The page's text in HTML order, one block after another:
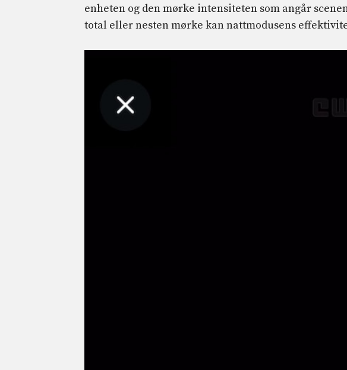
enheten og den mørke intensiteten som angår
total eller nesten mørke kan nattmodusens